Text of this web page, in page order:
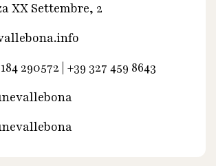
XX Settembre, 2
290572 | +39 327 459 8643